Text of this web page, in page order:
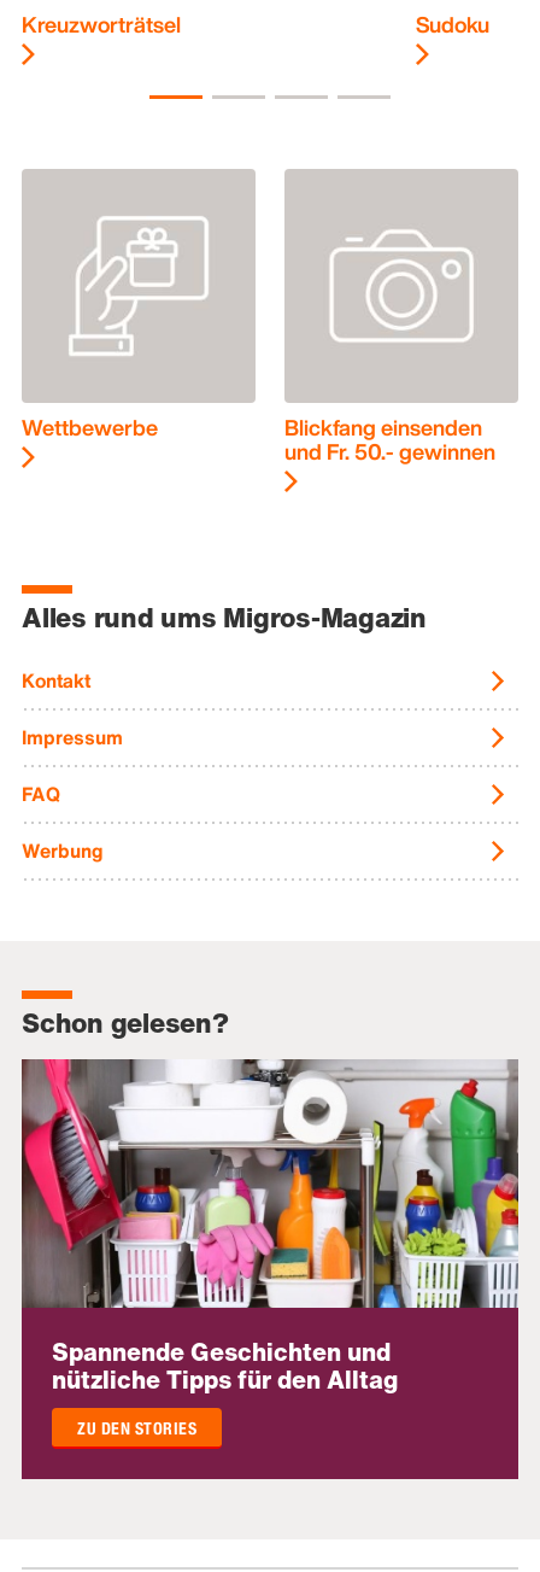
Kreuzworträtsel Sudoku
Wettbewerbe Blickfang einsenden
und Fr. 50.- gewinnen
Alles rund ums Migros-Magazin
Kontakt
Impressum
FAQ
Werbung
Schon gelesen?
Spannende Geschichten und
nützliche Tipps für den Alltag
ZU DEN STORIES